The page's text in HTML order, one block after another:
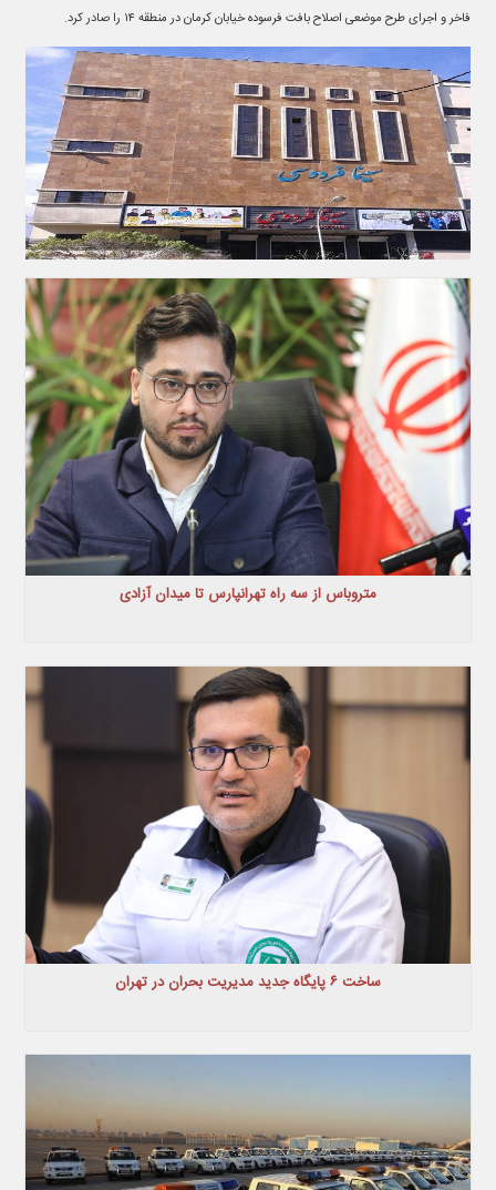
فاخر و اجرای طرح موضعی اصلاح بافت فرسوده خیابان کرمان در منطقه ۱۴ را صادر کرد.
متروباس از سه راه تهرانپارس تا میدان آزادی
ساخت ۶ پایگاه جدید مدیریت بحران در تهران